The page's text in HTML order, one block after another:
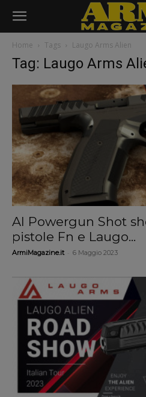
Home Tags Laugo Arms Alien
Tag: Laugo Arms
Al Powergun Shot
pistole Fn e Laugo...
ArmiMagazine.it 6 Maggio 2023